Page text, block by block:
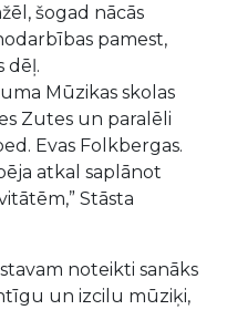
šogad nācās
pamest,
dēļ.
Mūzikas skolas
Zutes un paralēli
Evas Folkbergas.
atkal saplānot
Stāsta
noteikti sanāks
un izcilu mūziķi,